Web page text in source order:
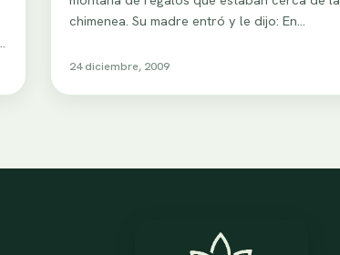
chimenea. Su madre entró y le dijo: En…
24 diciembre, 2009